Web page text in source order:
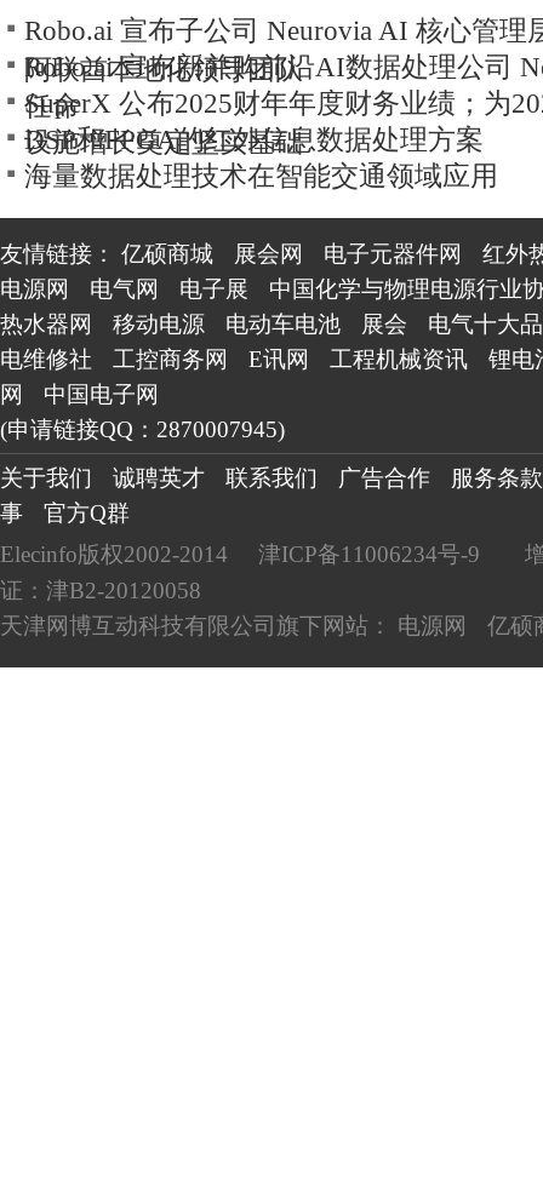
Robo.ai 宣布子公司 Neurovia AI 核心管理
阿联酋本地化领导团队
Robo.ai 宣布新并购前沿AI数据处理公司
任命
SuperX 公布2025财年年度财务业绩；为
设施增长奠定坚实基础
DSP和FPGA的红外信息数据处理方案
海量数据处理技术在智能交通领域应用
友情链接： 亿硕商城 展会网 电子元器件网
红外
电源网
电气网 电子展
中国化学与物理电源行业
热水器网
移动电源 电动车电池 展会
电气十大
电维修社
工控商务网 E讯网 工程机械资讯
锂电
网
中国电子网
(申请链接QQ：2870007945)
关于我们
诚聘英才 联系我们 广告合作
服务条款
事
官方Q群
Elecinfo版权2002-2014
津ICP备11006234号-9
证：津B2-20120058
天津网博互动科技有限公司旗下网站： 电源网 亿硕